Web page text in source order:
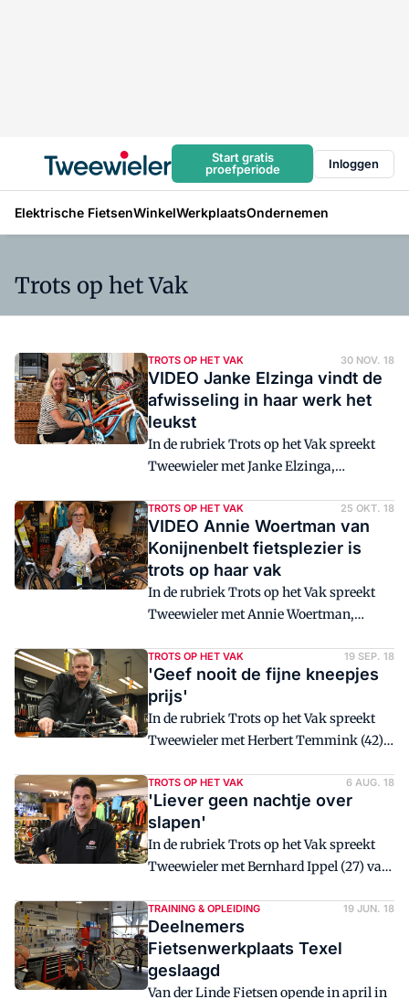
Start gratis
proefperiode
Inloggen
Elektrische FietsenWinkelWerkplaatsOndernemen
Trots op het Vak
TROTS OP HET VAK 30 NOV. 18
VIDEO Janke Elzinga vindt de
afwisseling in haar werk het
leukst
In de rubriek Trots op het Vak spreekt
Tweewieler met Janke Elzinga,
Boonstra Gorredijk. 'Geen dag is
hetzelfde, dat maakt het werk zo leuk.'
TROTS OP HET VAK 25 OKT. 18
VIDEO Annie Woertman van
Konijnenbelt fietsplezier is
trots op haar vak
In de rubriek Trots op het Vak spreekt
Tweewieler met Annie Woertman,
fietsplezier Nijverdal. "Konijnenbelt is
een familiebedrijf met een gezellig en
hecht team."
TROTS OP HET VAK 19 SEP. 18
'Geef nooit de fijne kneepjes
prijs'
In de rubriek Trots op het Vak spreekt
Tweewieler met Herbert Temmink (42)
Boekelo. Hij is al 24 jaar werkzaam in de
branche en was al op jonge leeftijd in de
ban van tweewielers.
TROTS OP HET VAK 6 AUG. 18
'Liever geen nachtje over
slapen'
In de rubriek Trots op het Vak spreekt
Tweewieler met Bernhard Ippel (27) van
Berg in Doorn. Hij is al 10 jaar
werkzaam in de branche. Ippel volgde
als een van de eerste leerlingen in 2010 de
destijds nieuwe opleiding
TRAINING & OPLEIDING 19 JUN. 18
Deelnemers
Fietsenwerkplaats Texel
geslaagd
Van der Linde Fietsen opende in april in